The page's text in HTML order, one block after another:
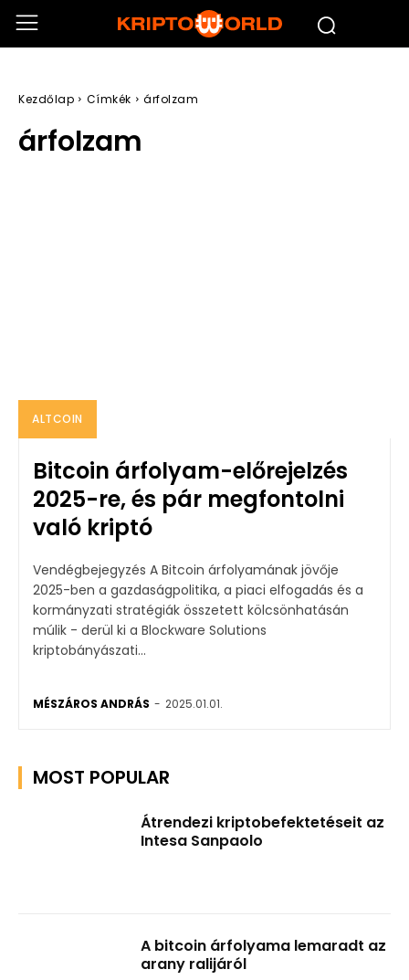
Kezdőlap Címkék árfolzam
árfolzam
ALTCOIN
Bitcoin árfolyam-előrejelzés
2025-re, és pár megfontolni
való kriptó
Vendégbejegyzés A Bitcoin árfolyamának jövője
2025-ben a gazdaságpolitika, a piaci elfogadás és a
kormányzati stratégiák összetett kölcsönhatásán
múlik - derül ki a Blockware Solutions
kriptobányászati...
MÉSZÁROS ANDRÁS - 2025.01.01.
MOST POPULAR
Átrendezi kriptobefektetéseit az
Intesa Sanpaolo
A bitcoin árfolyama lemaradt az
arany ralijáról